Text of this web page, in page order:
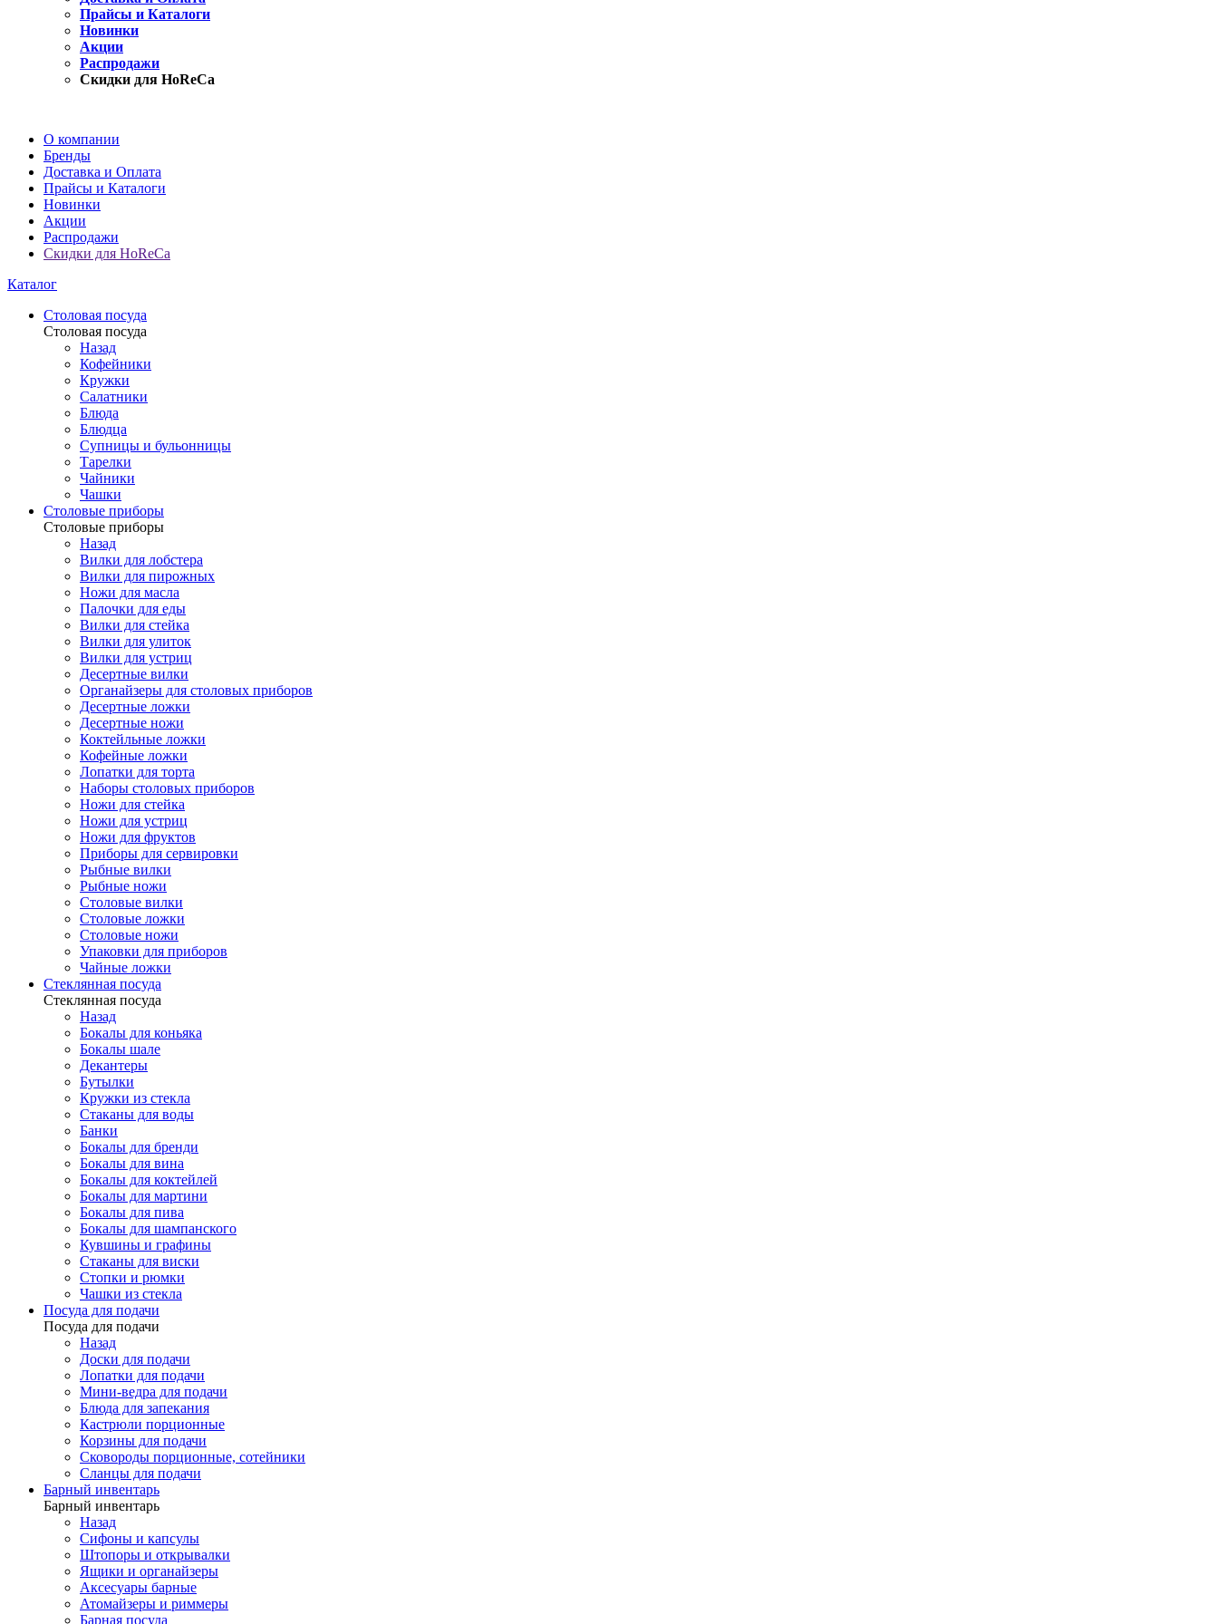
Прайсы и Каталоги
Новинки
Акции
Распродажи
Скидки для HoReCa
О компании
Бренды
Доставка и Оплата
Прайсы и Каталоги
Новинки
Акции
Распродажи
Скидки для HoReCa
Каталог
Столовая посуда
Столовая посуда
Назад
Кофейники
Кружки
Салатники
Блюда
Блюдца
Супницы и бульонницы
Тарелки
Чайники
Чашки
Cтоловые приборы
Cтоловые приборы
Назад
Вилки для лобстера
Вилки для пирожных
Ножи для масла
Палочки для еды
Вилки для стейка
Вилки для улиток
Вилки для устриц
Десертные вилки
Органайзеры для столовых приборов
Десертные ложки
Десертные ножи
Коктейльные ложки
Кофейные ложки
Лопатки для торта
Наборы столовых приборов
Ножи для стейка
Ножи для устриц
Ножи для фруктов
Приборы для сервировки
Рыбные вилки
Рыбные ножи
Столовые вилки
Столовые ложки
Столовые ножи
Упаковки для приборов
Чайные ложки
Стеклянная посуда
Стеклянная посуда
Назад
Бокалы для коньяка
Бокалы шале
Декантеры
Бутылки
Кружки из стекла
Стаканы для воды
Банки
Бокалы для бренди
Бокалы для вина
Бокалы для коктейлей
Бокалы для мартини
Бокалы для пива
Бокалы для шампанского
Кувшины и графины
Стаканы для виски
Стопки и рюмки
Чашки из стекла
Посуда для подачи
Посуда для подачи
Назад
Доски для подачи
Лопатки для подачи
Мини-ведра для подачи
Блюда для запекания
Кастрюли порционные
Корзины для подачи
Сковороды порционные, сотейники
Сланцы для подачи
Барный инвентарь
Барный инвентарь
Назад
Сифоны и капсулы
Штопоры и открывалки
Ящики и органайзеры
Аксесуары барные
Атомайзеры и риммеры
Барная посуда